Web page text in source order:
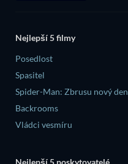
Nejlepší 5 filmy
Posedlost
Spasitel
Spider-Man: Zbrusu nový den
Backrooms
Vládci vesmíru